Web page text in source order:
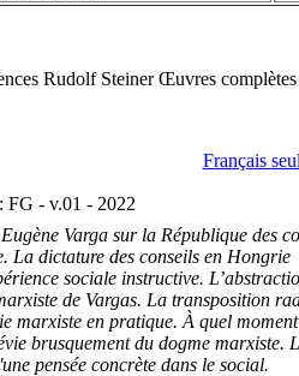
Rudolf Steiner Œuvres
Français
FG - v.01 - 2022
Varga sur la République des
La dictature des conseils en Hongrie
sociale instructive.
de Vargas. La transposition
marxiste en pratique. À quel
brusquement du dogme marxiste.
pensée concrète dans le social.